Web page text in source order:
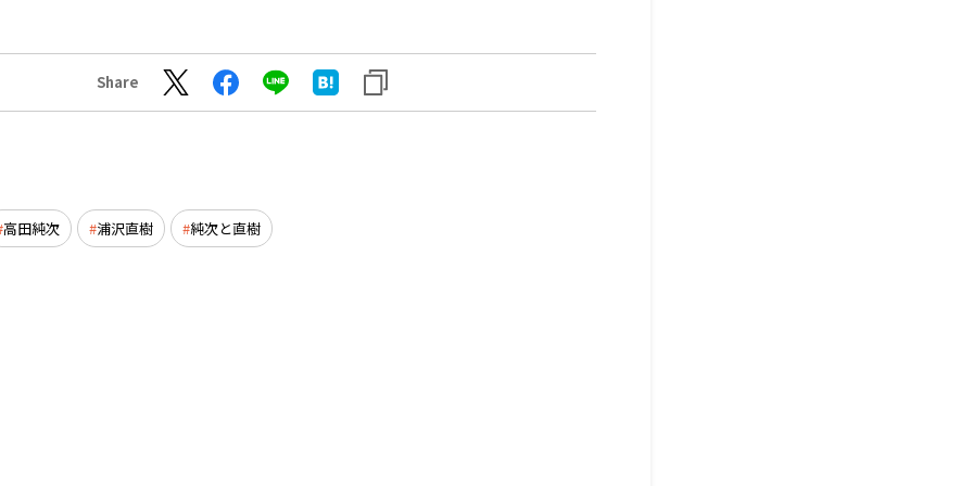
Share
高田純次 浦沢直樹 純次と直樹